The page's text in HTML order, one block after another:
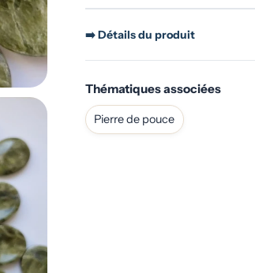
➡️ Détails du produit
Thématiques associées
Pierre de pouce